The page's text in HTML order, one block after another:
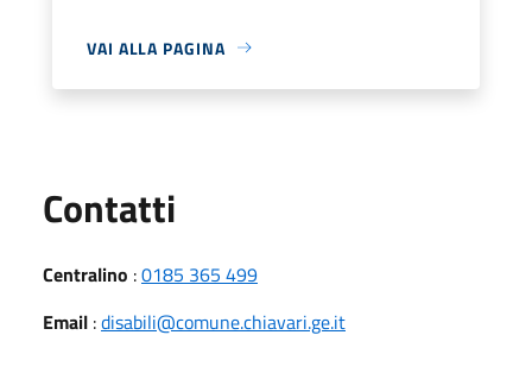
VAI ALLA PAGINA
Contatti
Centralino :0185 365 499
Email :disabili@comune.chiavari.ge.it